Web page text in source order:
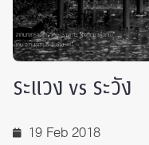
ระแวง vs ระวัง
19 Feb 2018